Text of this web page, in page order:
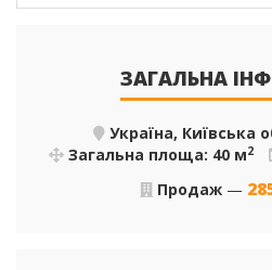
ЗАГАЛЬНА
Україна, Київська
Загальна площа: 40 м2
Продаж —